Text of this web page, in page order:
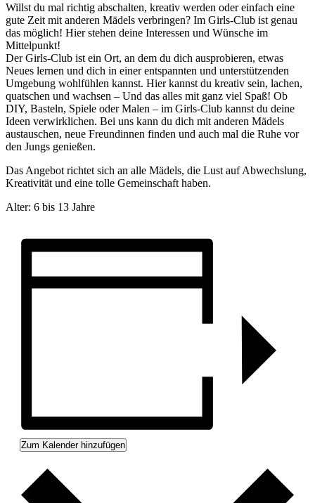
Willst du mal richtig abschalten, kreativ werden oder einfach eine
gute Zeit mit anderen Mädels verbringen? Im Girls-Club ist genau
das möglich! Hier stehen deine Interessen und Wünsche im
Mittelpunkt!
Der Girls-Club ist ein Ort, an dem du dich ausprobieren, etwas
Neues lernen und dich in einer entspannten und unterstützenden
Umgebung wohlfühlen kannst. Hier kannst du kreativ sein, lachen,
quatschen und wachsen – Und das alles mit ganz viel Spaß! Ob
DIY, Basteln, Spiele oder Malen – im Girls-Club kannst du deine
Ideen verwirklichen. Bei uns kann du dich mit anderen Mädels
austauschen, neue Freundinnen finden und auch mal die Ruhe vor
den Jungs genießen.
Das Angebot richtet sich an alle Mädels, die Lust auf Abwechslung,
Kreativität und eine tolle Gemeinschaft haben.
Alter: 6 bis 13 Jahre
Zum Kalender hinzufügen